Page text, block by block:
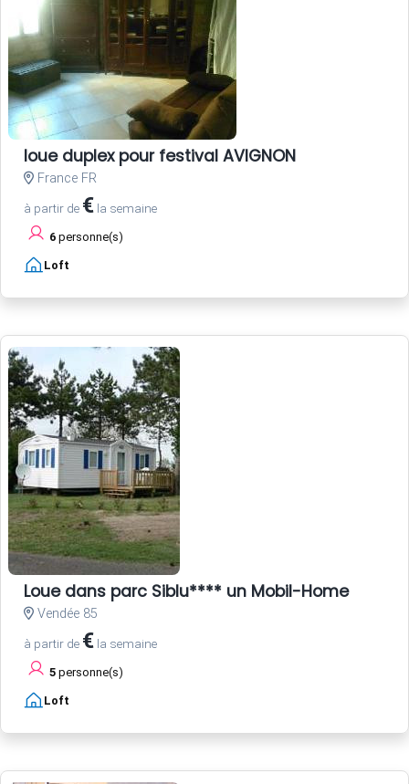
loue duplex pour festival AVIGNON
France FR
à partir de € la semaine
6 personne(s)
Loft
Loue dans parc Siblu**** un Mobil-Home
Vendée 85
à partir de € la semaine
5 personne(s)
Loft